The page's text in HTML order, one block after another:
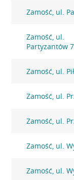
Zamość, ul.
Zamość, ul.
Partyzantów
Zamość, ul.
Zamość, ul.
Zamość, ul.
Zamość, ul.
Zamość, ul.